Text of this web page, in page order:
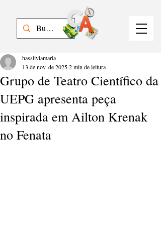
Grupo de Teatro Científico da
UEPG apresenta peça
inspirada em Ailton Krenak
no Fenata
hassliviamaria
13 de nov. de 20252 min de leitura